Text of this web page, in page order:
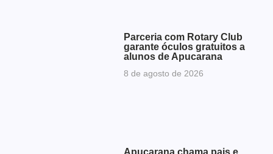
Parceria com Rotary Club
garante óculos gratuitos a
alunos de Apucarana
8 de agosto de 2026